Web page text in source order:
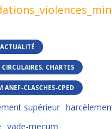
ACTUALITÉ
CHARTES
ANEF-CLASCHES-CPED
supérieur
vade-mecum